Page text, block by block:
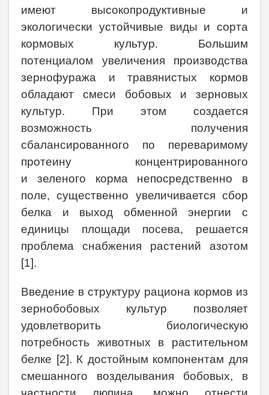
имеют высокопродуктивные и
экологически устойчивые виды и сорта
кормовых культур. Большим
потенциалом увеличения производства
зернофуража и травянистых кормов
обладают смеси бобовых и зерновых
культур. При этом создается
возможность получения
сбалансированного по переваримому
протеину концентрированного
и зеленого корма непосредственно в
поле, существенно увеличивается сбор
белка и выход обменной энергии с
единицы площади посева, решается
проблема снабжения растений азотом
[1].
Введение в структуру рациона кормов из
зернобобовых культур позволяет
удовлетворить биологическую
потребность животных в растительном
белке [2]. К достойным компонентам для
смешанного возделывания бобовых, в